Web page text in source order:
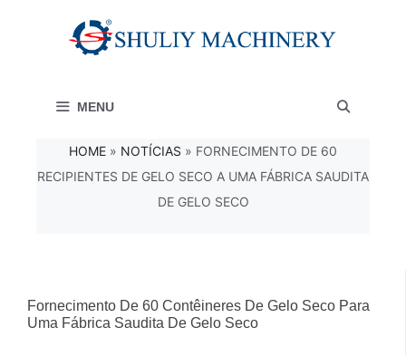
conteúdo MENU
HOME » NOTÍCIAS » FORNECIMENTO DE 60
RECIPIENTES DE GELO SECO A UMA FÁBRICA SAUDITA
DE GELO SECO
Fornecimento De 60 Contêineres De Gelo Seco Para
Uma Fábrica Saudita De Gelo Seco